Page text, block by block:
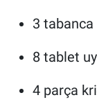
3
8 tablet
4 parça